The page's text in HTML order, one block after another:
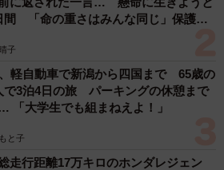
間 「命の重さはみんな同じ」保護団
子
軽自動車で新潟から四国まで 65歳の
で3泊4日の旅 パーキングの休憩まで
「大学生でも組まねえよ！」
と子
走行距離17万キロのホンダレジェン